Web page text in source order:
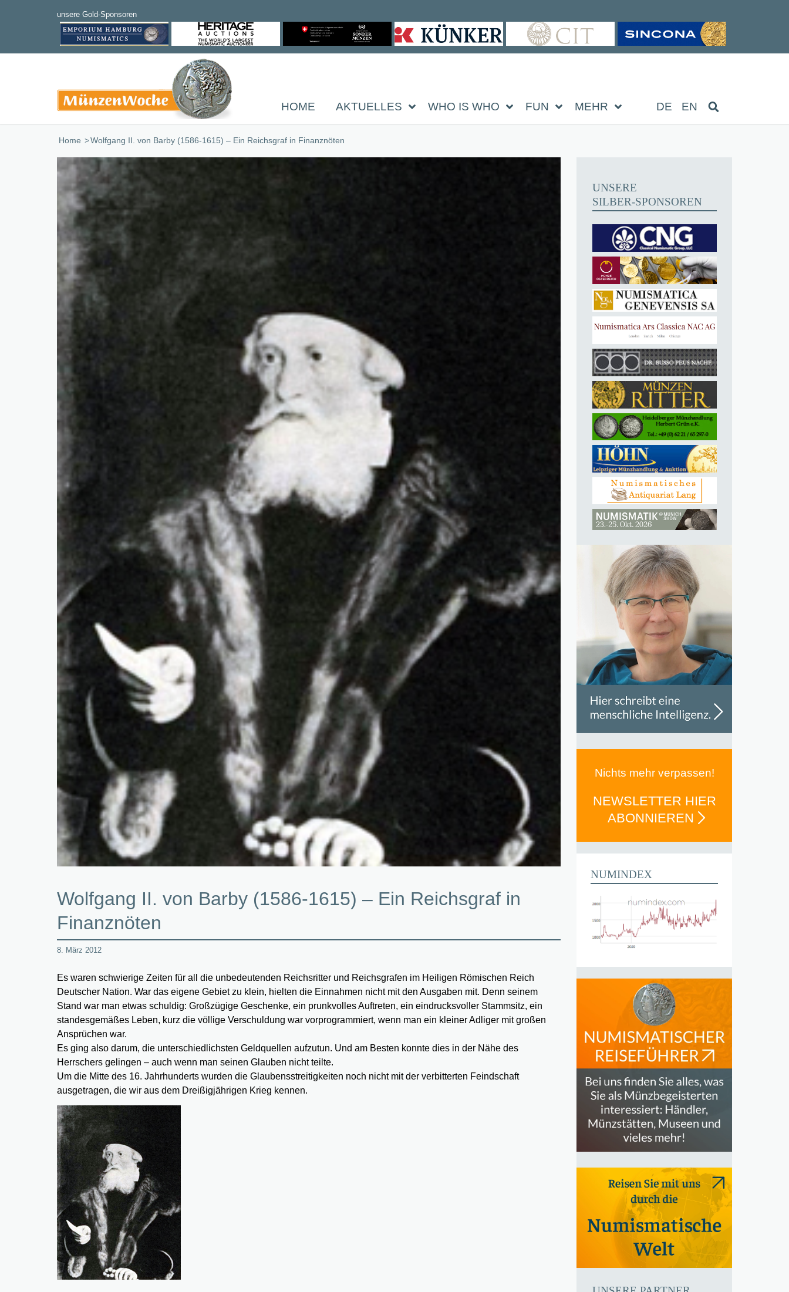
HOME AKTUELLES WHO IS WHO FUN MEHR DE EN
Home /Wolfgang II. von Barby (1586-1615) – Ein Reichsgraf in Finanznöten
Wolfgang II. von Barby (1586-1615) – Ein Reichsgraf in
Finanznöten
8. März 2012
Es waren schwierige Zeiten für all die unbedeutenden Reichsritter und Reichsgrafen im Heiligen Römischen Reich
Deutscher Nation. War das eigene Gebiet zu klein, hielten die Einnahmen nicht mit den Ausgaben mit. Denn seinem
Stand war man etwas schuldig: Großzügige Geschenke, ein prunkvolles Auftreten, ein eindrucksvoller Stammsitz, ein
standesgemäßes Leben, kurz die völlige Verschuldung war vorprogrammiert, wenn man ein kleiner Adliger mit großen
Ansprüchen war.
Es ging also darum, die unterschiedlichsten Geldquellen aufzutun. Und am Besten konnte dies in der Nähe des
Herrschers gelingen – auch wenn man seinen Glauben nicht teilte.
Um die Mitte des 16. Jahrhunderts wurden die Glaubensstreitigkeiten noch nicht mit der verbitterten Feindschaft
ausgetragen, die wir aus dem Dreißigjährigen Krieg kennen.
UNSERE
SILBER-SPONSOREN
Nichts mehr verpassen!
NEWSLETTER HIER
ABONNIEREN
NUMINDEX